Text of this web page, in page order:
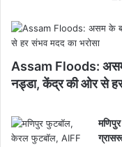
Assam Floods: असम
नड्डा, केंद्र की ओर से